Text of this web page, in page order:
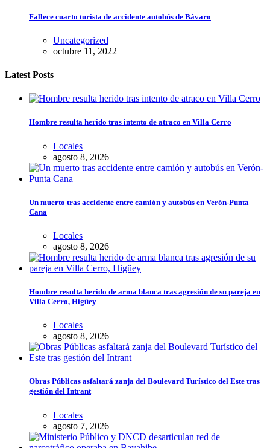
Fallece cuarto turista de accidente autobús de Bávaro
Uncategorized
octubre 11, 2022
Latest Posts
Hombre resulta herido tras intento de atraco en Villa Cerro
Locales
agosto 8, 2026
Un muerto tras accidente entre camión y autobús en Verón-Punta
Cana
Locales
agosto 8, 2026
Hombre resulta herido de arma blanca tras agresión de su pareja en
Villa Cerro, Higüey
Locales
agosto 8, 2026
Obras Públicas asfaltará zanja del Boulevard Turístico del Este tras
gestión del Intrant
Locales
agosto 7, 2026